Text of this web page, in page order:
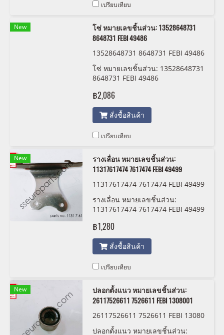
เปรียบเทียบ
New
โซ่ หมายเลขชิ้นส่วน: 13528648731
8648731 FEBI 49486
13528648731 8648731 FEBI 49486
โซ่ หมายเลขชิ้นส่วน: 13528648731
8648731 FEBI 49486
฿2,086
สั่งซื้อสินค้า
เปรียบเทียบ
New
รางเลื่อน หมายเลขชิ้นส่วน:
11317617474 7617474 FEBI 49499
11317617474 7617474 FEBI 49499
รางเลื่อน หมายเลขชิ้นส่วน:
11317617474 7617474 FEBI 49499
฿1,280
สั่งซื้อสินค้า
เปรียบเทียบ
New
ปลอกตั้งแนว หมายเลขชิ้นส่วน:
26117526611 7526611 FEBI 1308001
26117526611 7526611 FEBI 13080
ปลอกตั้งแนว หมายเลขชิ้นส่วน: